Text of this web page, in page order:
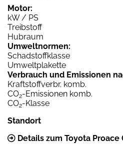
Motor:
kW / PS
Treibstoff
Hubraum
Umweltnormen:
Schadstoffklasse
Umweltplakette
Verbrauch und Emissionen
Kraftstoffverbr. komb.
CO2-Emissionen komb.
CO2-Klasse
Standort
Details zum Toyota Proace